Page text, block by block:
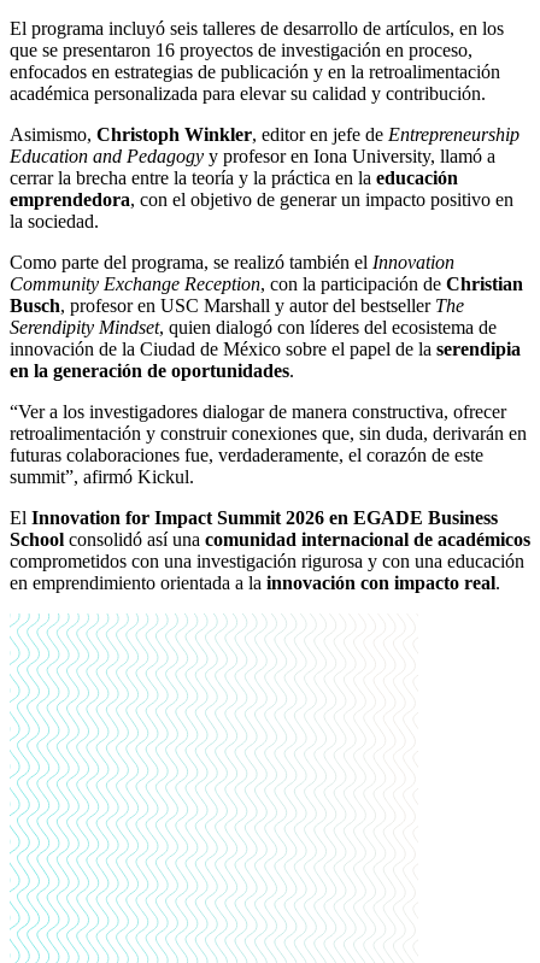
El programa incluyó seis talleres de desarrollo de artículos, en los
que se presentaron 16 proyectos de investigación en proceso,
enfocados en estrategias de publicación y en la retroalimentación
académica personalizada para elevar su calidad y contribución.
Asimismo, Christoph Winkler, editor en jefe de Entrepreneurship
Education and Pedagogy y profesor en Iona University, llamó a
cerrar la brecha entre la teoría y la práctica en la educación
emprendedora, con el objetivo de generar un impacto positivo en
la sociedad.
Como parte del programa, se realizó también el Innovation
Community Exchange Reception, con la participación de Christian
Busch, profesor en USC Marshall y autor del bestseller The
Serendipity Mindset, quien dialogó con líderes del ecosistema de
innovación de la Ciudad de México sobre el papel de la serendipia
en la generación de oportunidades.
“Ver a los investigadores dialogar de manera constructiva, ofrecer
retroalimentación y construir conexiones que, sin duda, derivarán en
futuras colaboraciones fue, verdaderamente, el corazón de este
summit”, afirmó Kickul.
El Innovation for Impact Summit 2026 en EGADE Business
School consolidó así una comunidad internacional de académicos
comprometidos con una investigación rigurosa y con una educación
en emprendimiento orientada a la innovación con impacto real.